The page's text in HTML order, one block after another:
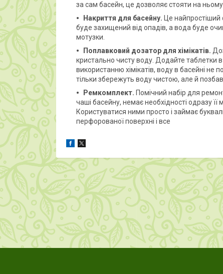
за сам басейн, це дозволяє стояти на
Накриття для басейну. Це найпростіший
буде захищений від опадів, а вода буде
мотузки.
Поплавковий дозатор для хімікатів.
кристально чисту воду. Додайте таблетки
використанню хімікатів, воду в басейні не
тільки збережуть воду чистою, але й
Ремкомплект. Помічний набір для
чаші басейну, немає необхідності одразу
Користуватися ними просто і займає
перфорованої поверхні і все